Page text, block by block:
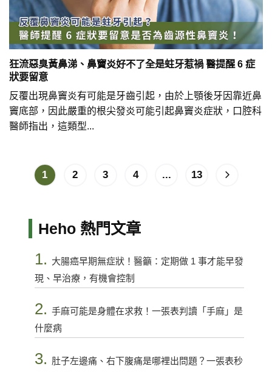
狂流惡臭黃鼻涕、鼻竇炎好不了全是蛀牙惹禍 醫提醒 6 症
狀要留意
反覆出現鼻竇炎有可能是牙齒引起，由於上顎後牙因靠近鼻
竇底部，因此嚴重的根尖發炎可能引起鼻竇炎症狀，口腔科
醫師指出，這類型...
1 2 3 4 ... 13
Heho 熱門文章
1. 大腸癌早期無症狀！醫籲：定期做 1 事才能早發
現、早治療，有機會控制
2. 手麻可能是身體在求救！一張表判讀「手麻」是
什麼病
3. 肚子左邊痛、右下腹痛是哪裡出問題？一張表秒